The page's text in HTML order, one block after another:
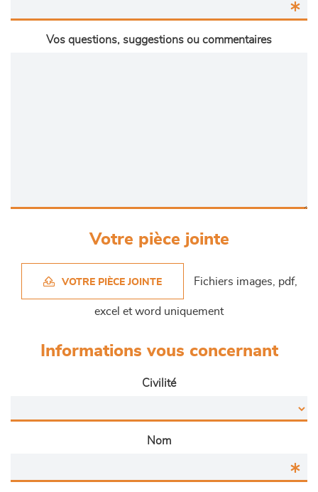
Vos questions, suggestions ou commentaires
Votre pièce jointe
VOTRE PIÈCE JOINTE Fichiers images, pdf,
excel et word uniquement
Informations vous concernant
Civilité
Nom